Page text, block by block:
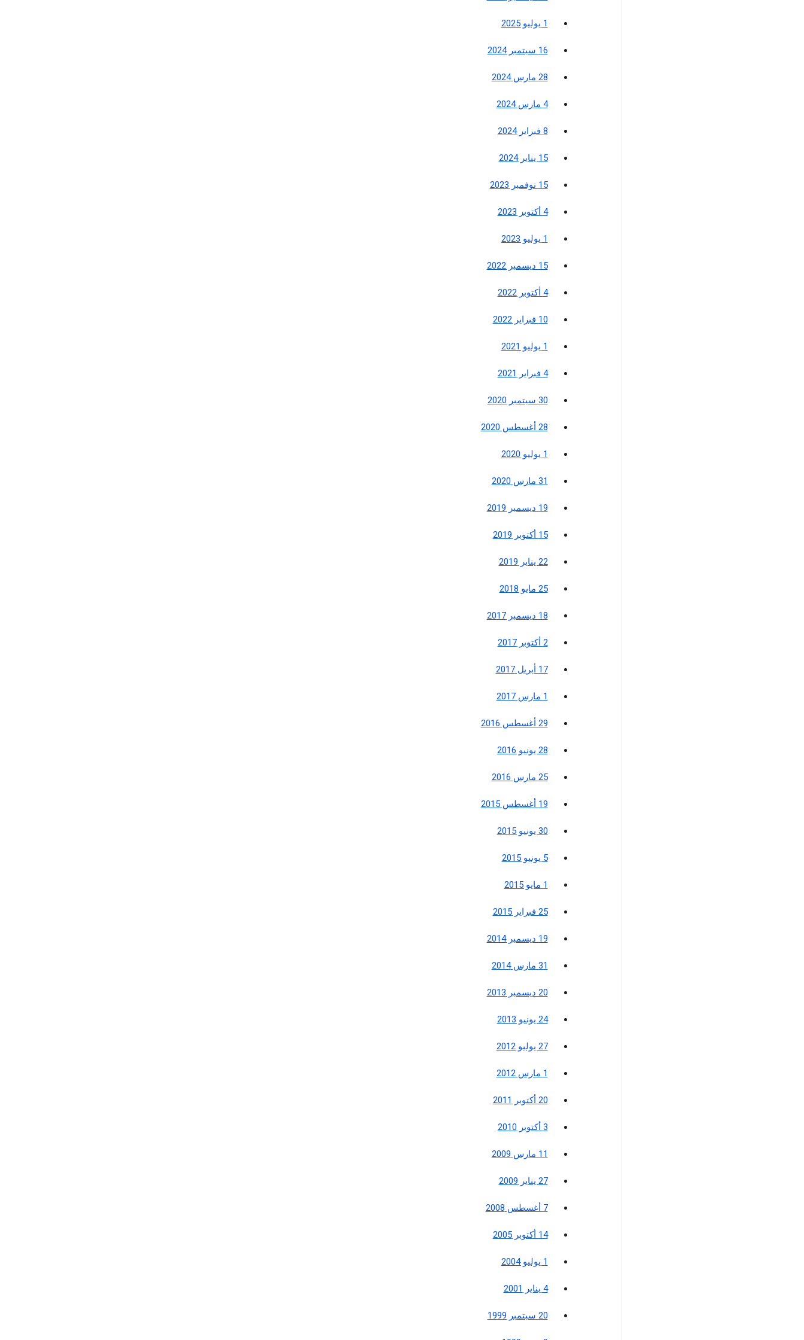
1 يوليو 2025
16 سبتمبر 2024
28 مارس 2024
4 مارس 2024
8 فبراير 2024
15 يناير 2024
15 نوفمبر 2023
4 أكتوبر 2023
1 يوليو 2023
15 ديسمبر 2022
4 أكتوبر 2022
10 فبراير 2022
1 يوليو 2021
4 فبراير 2021
30 سبتمبر 2020
28 أغسطس 2020
1 يوليو 2020
31 مارس 2020
19 ديسمبر 2019
15 أكتوبر 2019
22 يناير 2019
25 مايو 2018
18 ديسمبر 2017
2 أكتوبر 2017
17 أبريل 2017
1 مارس 2017
29 أغسطس 2016
28 يونيو 2016
25 مارس 2016
19 أغسطس 2015
30 يونيو 2015
5 يونيو 2015
1 مايو 2015
25 فبراير 2015
19 ديسمبر 2014
31 مارس 2014
20 ديسمبر 2013
24 يونيو 2013
27 يوليو 2012
1 مارس 2012
20 أكتوبر 2011
3 أكتوبر 2010
11 مارس 2009
27 يناير 2009
7 أغسطس 2008
14 أكتوبر 2005
1 يوليو 2004
4 يناير 2001
20 سبتمبر 1999